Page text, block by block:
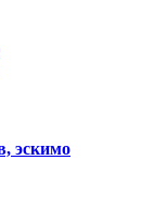
эскимо